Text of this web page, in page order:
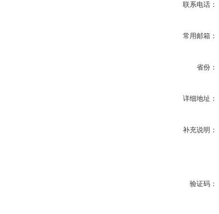
联系电话：
常用邮箱：
省份：
详细地址：
补充说明：
验证码：